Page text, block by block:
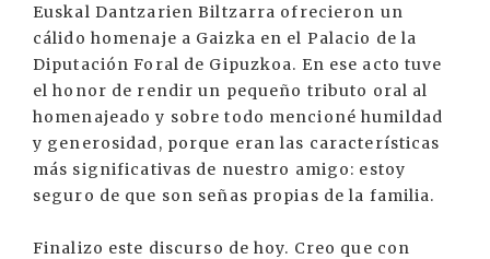
Euskal Dantzarien Biltzarra ofrecieron un
cálido homenaje a Gaizka en el Palacio de la
Diputación Foral de Gipuzkoa. En ese acto tuve
el honor de rendir un pequeño tributo oral al
homenajeado y sobre todo mencioné humildad
y generosidad, porque eran las características
más significativas de nuestro amigo: estoy
seguro de que son señas propias de la familia.
Finalizo este discurso de hoy. Creo que con